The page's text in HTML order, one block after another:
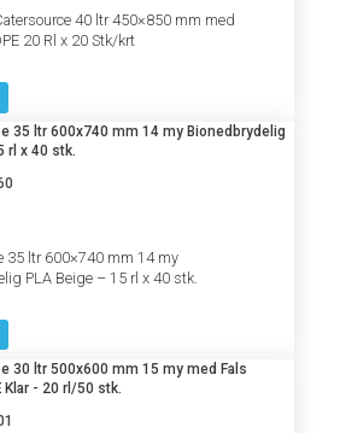
40 ltr 450×850 mm med
20 Rl x 20 Stk/krt
35 ltr 600×740 mm 14 my
PLA Beige – 15 rl x 40 stk.